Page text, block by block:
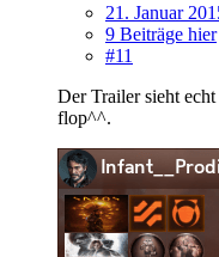
21. Januar
9 Beiträge hier
#11
Der Trailer sieht
flop^^.